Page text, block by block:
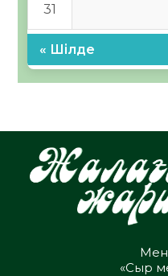
31
« Шілде
«Сыр